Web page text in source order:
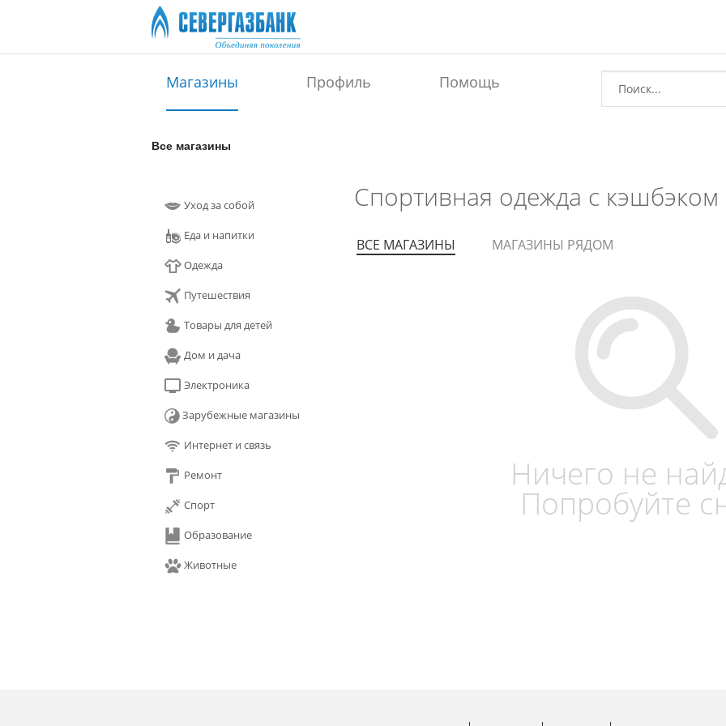
Магазины Профиль Помощь
Все магазины
Уход за собой
Еда и напитки
Одежда
Путешествия
Товары для детей
Дом и дача
Электроника
Зарубежные магазины
Интернет и связь
Ремонт
Спорт
Образование
Животные
Спортивная одежда с кэшбэком
ВСЕ МАГАЗИНЫ МАГАЗИНЫ РЯДОМ
Ничего не
Попробуйте